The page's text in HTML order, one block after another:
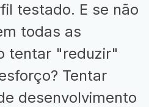
testado. E se não
todas as
tentar "reduzir"
Tentar
desenvolvimento